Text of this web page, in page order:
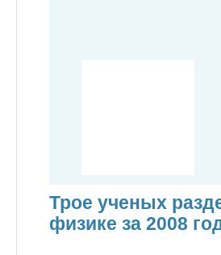
Трое ученых
физике за 2008